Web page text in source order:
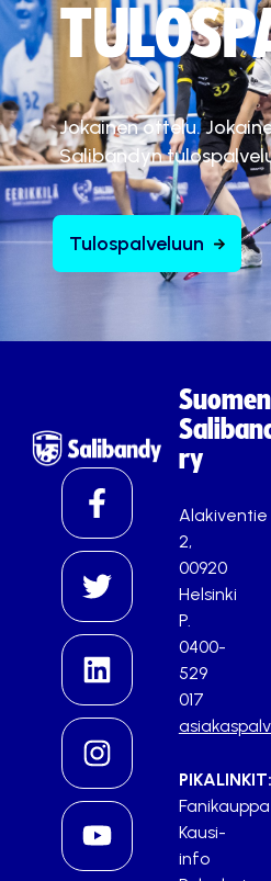
Jokainen ottelu.
Salibandyn
Tulospalveluun
Suomen
ry
Alakiventie
2,
00920
Helsinki
P.
0400-
529
017
PIKALINKIT:
Fanikauppa
Kausi-
info